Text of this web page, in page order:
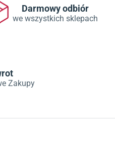
Darmowy odbiór
we wszystkich sklepach
Zakupy